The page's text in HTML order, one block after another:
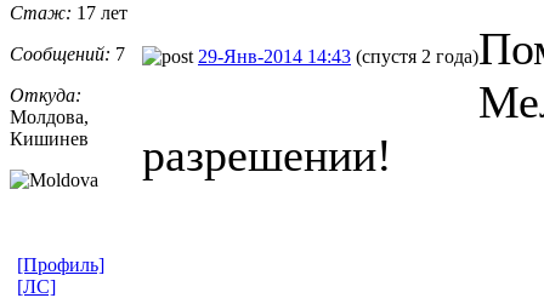
Стаж: 17 лет
Сообщений: 7
Откуда:
Молдова,
Кишинев
29-Янв-2014 14:43 (спустя 2 года)
разрешении!
[Профиль]
[ЛС]